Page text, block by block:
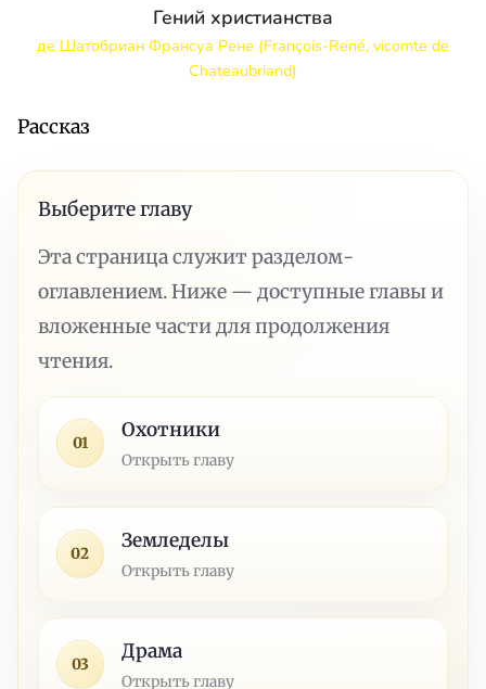
Гений христианства
де Шатобриан Франсуа Рене (François-René, vicomte de
Chateaubriand)
Рассказ
Выберите главу
Эта страница служит разделом-
оглавлением. Ниже — доступные главы и
вложенные части для продолжения
чтения.
01
Охотники
Открыть главу
02
Земледелы
Открыть главу
03
Драма
Открыть главу